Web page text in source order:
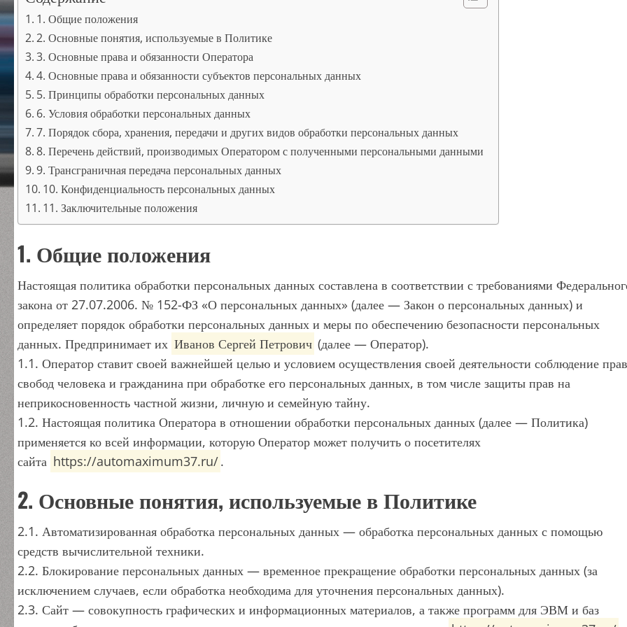
1. Общие положения
2. Основные понятия, используемые в Политике
3. Основные права и обязанности Оператора
4. Основные права и обязанности субъектов персональных данных
5. Принципы обработки персональных данных
6. Условия обработки персональных данных
7. Порядок сбора, хранения, передачи и других видов обработки персональных данных
8. Перечень действий, производимых Оператором с полученными персональными данными
9. Трансграничная передача персональных данных
10. Конфиденциальность персональных данных
11. Заключительные положения
1. Общие положения
Настоящая политика обработки персональных данных составлена в соответствии с требованиями
закона от 27.07.2006. № 152-ФЗ «О персональных данных» (далее — Закон о персональных данных) и
определяет порядок обработки персональных данных и меры по обеспечению безопасности персональных
данных. Предпринимает их Иванов Сергей Петрович (далее — Оператор).
1.1. Оператор ставит своей важнейшей целью и условием осуществления своей деятельности соблюдение
свобод человека и гражданина при обработке его персональных данных, в том числе защиты прав на
неприкосновенность частной жизни, личную и семейную тайну.
1.2. Настоящая политика Оператора в отношении обработки персональных данных (далее — Политика)
применяется ко всей информации, которую Оператор может получить о посетителях
сайта https://automaximum37.ru/.
2. Основные понятия, используемые в Политике
2.1. Автоматизированная обработка персональных данных — обработка персональных данных с помощью
средств вычислительной техники.
2.2. Блокирование персональных данных — временное прекращение обработки персональных данных (за
исключением случаев, если обработка необходима для уточнения персональных данных).
2.3. Сайт — совокупность графических и информационных материалов, а также программ для ЭВМ и баз